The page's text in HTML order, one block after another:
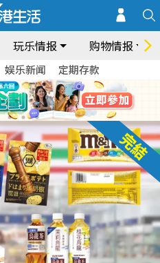
玩乐情报 购物情报
娱乐新闻 定期存款